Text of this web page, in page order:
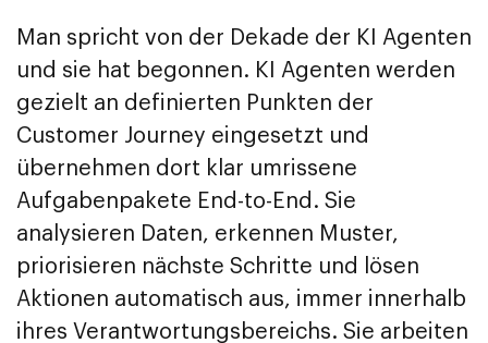
Man spricht von der Dekade der KI Agenten
und sie hat begonnen. KI Agenten werden
gezielt an definierten Punkten der
Customer Journey eingesetzt und
übernehmen dort klar umrissene
Aufgabenpakete End-to-End. Sie
analysieren Daten, erkennen Muster,
priorisieren nächste Schritte und lösen
Aktionen automatisch aus, immer innerhalb
ihres Verantwortungsbereichs. Sie arbeiten